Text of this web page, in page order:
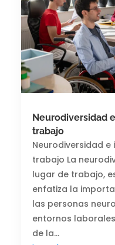
Neurodiversidad
trabajo
Neurodiversidad e
trabajo La
lugar de trabajo,
enfatiza la
las personas
entornos
de la...